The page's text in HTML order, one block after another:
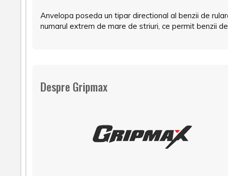
Anvelopa poseda un tipar directional al benzii de
numarul extrem de mare de striuri, ce permit benzii
Despre Gripmax